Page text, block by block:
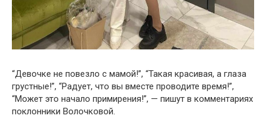
“Девочке не повезло с мамой!”, “Такая красивая, а глаза
грустные!”, “Радует, что вы вместе проводите время!”,
“Может это начало примирения!”, — пишут в комментариях
поклонники Волочковой.